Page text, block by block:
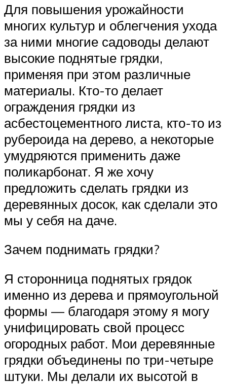
Для повышения урожайности
многих культур и облегчения ухода
за ними многие садоводы делают
высокие поднятые грядки,
применяя при этом различные
материалы. Кто-то делает
ограждения грядки из
асбестоцементного листа, кто-то из
рубероида на дерево, а некоторые
умудряются применить даже
поликарбонат. Я же хочу
предложить сделать грядки из
деревянных досок, как сделали это
мы у себя на даче.
Зачем поднимать грядки?
Я сторонница поднятых грядок
именно из дерева и прямоугольной
формы — благодаря этому я могу
унифицировать свой процесс
огородных работ. Мои деревянные
грядки объединены по три-четыре
штуки. Мы делали их высотой в